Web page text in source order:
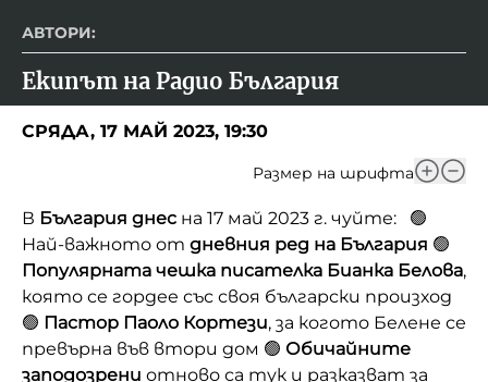
АВТОРИ:
Екипът на Радио България
СРЯДА, 17 МАЙ 2023, 19:30
Размер на шрифта
В България днес на 17 май 2023 г. чуйте: 🟢
Най-важното от дневния ред на България 🟢
Популярната чешка писателка Бианка Белова,
която се гордее със своя български произход
🟢 Пастор Паоло Кортези, за когото Белене се
превърна във втори дом 🟢 Обичайните
заподозрени отново са тук и разказват за